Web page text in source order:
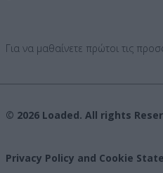
Για να μαθαίνετε πρώτοι τις
© 2026 Loaded. All rights
Privacy Policy and Cookie